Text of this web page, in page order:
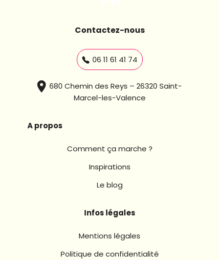
Contactez-nous
06 11 61 41 74
680 Chemin des Reys – 26320 Saint-
Marcel-les-Valence
A propos
Comment ça marche ?
Inspirations
Le blog
Infos légales
Mentions légales
Politique de confidentialité